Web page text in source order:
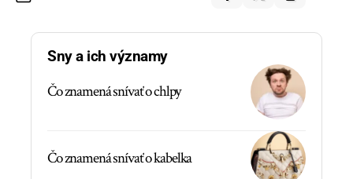
Sny a ich významy
Čo znamená snívať o chlpy
Čo znamená snívať o kabelka